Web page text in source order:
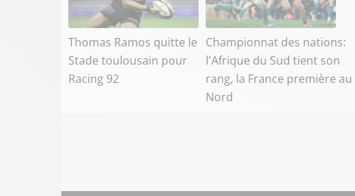
Thomas Ramos quitte le
Stade toulousain pour
Racing 92
Championnat des nations:
l'Afrique du Sud tient son
rang, la France première au
Nord